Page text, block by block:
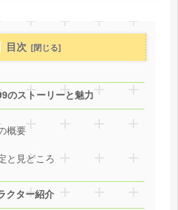
目次
のストーリーと魅力
概要
と見どころ
クター紹介